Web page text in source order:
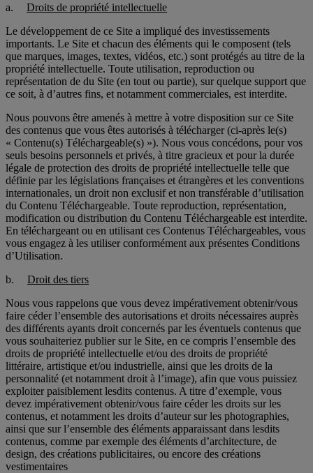
a.
Droits de propriété intellectuelle
Le développement de ce Site a impliqué des investissements
importants. Le Site et chacun des éléments qui le composent (tels
que marques, images, textes, vidéos, etc.) sont protégés au titre de la
propriété intellectuelle. Toute utilisation, reproduction ou
représentation de du Site (en tout ou partie), sur quelque support que
ce soit, à d’autres fins, et notamment commerciales, est interdite.
Nous pouvons être amenés à mettre à votre disposition sur ce Site
des contenus que vous êtes autorisés à télécharger (ci-après le(s)
« Contenu(s) Téléchargeable(s) »). Nous vous concédons, pour vos
seuls besoins personnels et privés, à titre gracieux et pour la durée
légale de protection des droits de propriété intellectuelle telle que
définie par les législations françaises et étrangères et les conventions
internationales, un droit non exclusif et non transférable d’utilisation
du Contenu Téléchargeable. Toute reproduction, représentation,
modification ou distribution du Contenu Téléchargeable est interdite.
En téléchargeant ou en utilisant ces Contenus Téléchargeables, vous
vous engagez à les utiliser conformément aux présentes Conditions
d’Utilisation.
b.
Droit des tiers
Nous vous rappelons que vous devez impérativement obtenir/vous
faire céder l’ensemble des autorisations et droits nécessaires auprès
des différents ayants droit concernés par les éventuels contenus que
vous souhaiteriez publier sur le Site, en ce compris l’ensemble des
droits de propriété intellectuelle et/ou des droits de propriété
littéraire, artistique et/ou industrielle, ainsi que les droits de la
personnalité (et notamment droit à l’image), afin que vous puissiez
exploiter paisiblement lesdits contenus. A titre d’exemple, vous
devez impérativement obtenir/vous faire céder les droits sur les
contenus, et notamment les droits d’auteur sur les photographies,
ainsi que sur l’ensemble des éléments apparaissant dans lesdits
contenus, comme par exemple des éléments d’architecture, de
design, des créations publicitaires, ou encore des créations
vestimentaires